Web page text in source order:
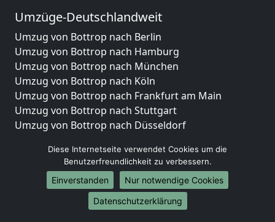
Umzüge-Deutschlandweit
Umzug von Bottrop nach Berlin
Umzug von Bottrop nach Hamburg
Umzug von Bottrop nach München
Umzug von Bottrop nach Köln
Umzug von Bottrop nach Frankfurt am Main
Umzug von Bottrop nach Stuttgart
Umzug von Bottrop nach Düsseldorf
Umzug von Bottrop nach Dortmund
Umzug von Bottrop nach Essen
Umzug von Bottrop nach Bremen
Umzug von Bottrop nach Dresden
Umzug von Bottrop nach Hannover
Diese Internetseite verwendet Cookies um die
Benutzerfreundlichkeit zu verbessern.
Einverstanden
Nur notwendige Cookies
Datenschutzerklärung